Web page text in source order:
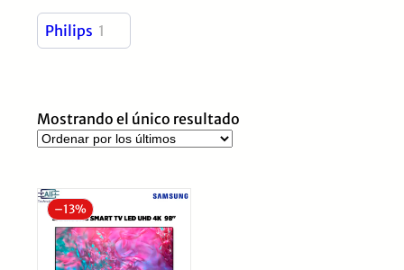
Philips 1
Mostrando el único resultado
–13%